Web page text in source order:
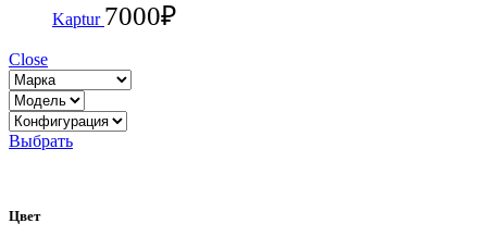
Kaptur 7000₽
Close
Выбрать
Цвет